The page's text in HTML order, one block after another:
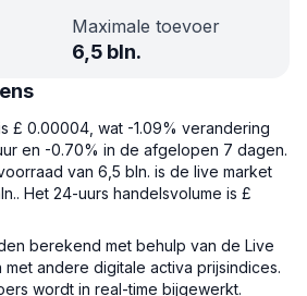
Maximale toevoer
6,5 bln.
£ 0.00004, wat -1.09% verandering
en -0.70% in de afgelopen 7 dagen.
van 6,5 bln. is de live market
Het 24-uurs handelsvolume is £
berekend met behulp van de Live
met andere digitale activa prijsindices.
wordt in real-time bijgewerkt.